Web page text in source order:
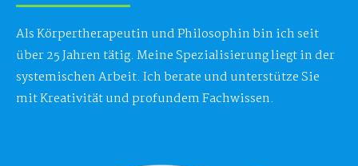
Als Körpertherapeutin und Philosophin bin ich seit
über 25 Jahren tätig. Meine Spezialisierung liegt in der
systemischen Arbeit. Ich berate und unterstütze Sie
mit Kreativität und profundem Fachwissen.